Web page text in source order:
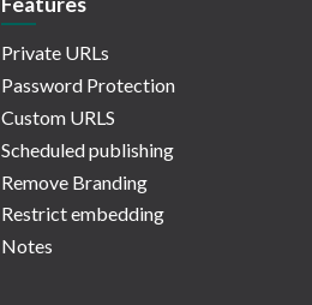
Private URLs
Password Protection
Custom URLS
Scheduled publishing
Remove Branding
Restrict embedding
Notes